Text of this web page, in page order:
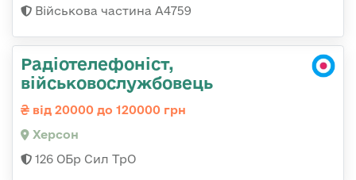
Військова частина А4759
Радіотелефоніст,
військовослужбовець
від 20000 до 120000 грн
Херсон
126 ОБр Сил ТрО